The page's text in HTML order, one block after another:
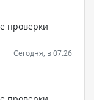
проверки
Сегодня, в 07:26